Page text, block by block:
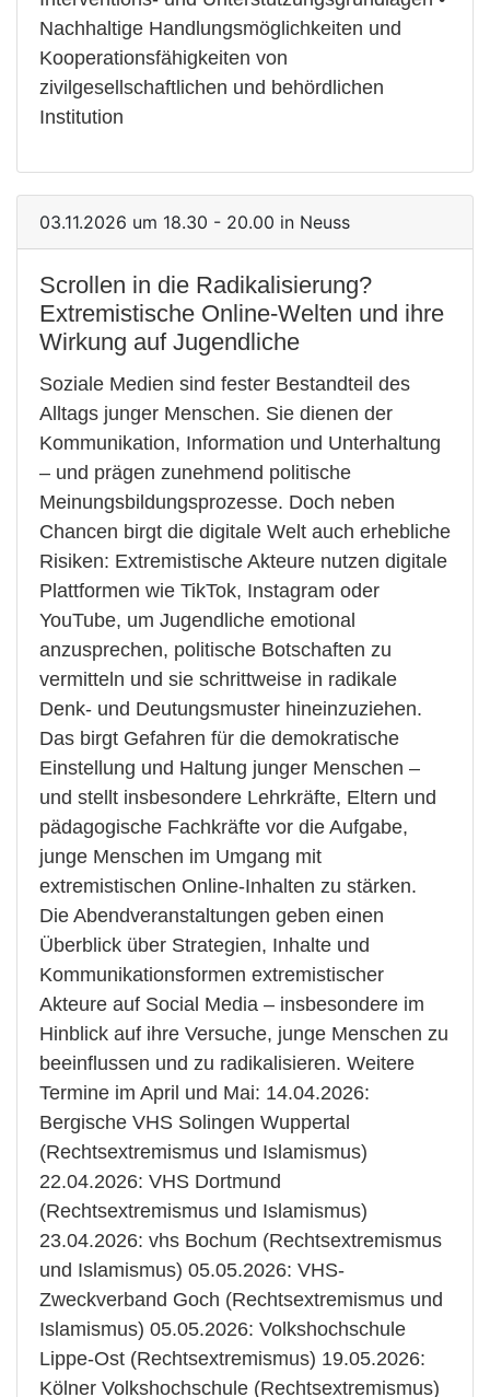
Nachhaltige Handlungsmöglichkeiten und
Kooperationsfähigkeiten von
zivilgesellschaftlichen und behördlichen
Institution
03.11.2026 um 18.30 - 20.00 in Neuss
Scrollen in die Radikalisierung?
Extremistische Online-Welten und ihre
Wirkung auf Jugendliche
Soziale Medien sind fester Bestandteil des
Alltags junger Menschen. Sie dienen der
Kommunikation, Information und Unterhaltung
– und prägen zunehmend politische
Meinungsbildungsprozesse. Doch neben
Chancen birgt die digitale Welt auch erhebliche
Risiken: Extremistische Akteure nutzen digitale
Plattformen wie TikTok, Instagram oder
YouTube, um Jugendliche emotional
anzusprechen, politische Botschaften zu
vermitteln und sie schrittweise in radikale
Denk- und Deutungsmuster hineinzuziehen.
Das birgt Gefahren für die demokratische
Einstellung und Haltung junger Menschen –
und stellt insbesondere Lehrkräfte, Eltern und
pädagogische Fachkräfte vor die Aufgabe,
junge Menschen im Umgang mit
extremistischen Online-Inhalten zu stärken.
Die Abendveranstaltungen geben einen
Überblick über Strategien, Inhalte und
Kommunikationsformen extremistischer
Akteure auf Social Media – insbesondere im
Hinblick auf ihre Versuche, junge Menschen zu
beeinflussen und zu radikalisieren. Weitere
Termine im April und Mai: 14.04.2026:
Bergische VHS Solingen Wuppertal
(Rechtsextremismus und Islamismus)
22.04.2026: VHS Dortmund
(Rechtsextremismus und Islamismus)
23.04.2026: vhs Bochum (Rechtsextremismus
und Islamismus) 05.05.2026: VHS-
Zweckverband Goch (Rechtsextremismus und
Islamismus) 05.05.2026: Volkshochschule
Lippe-Ost (Rechtsextremismus) 19.05.2026:
Kölner Volkshochschule (Rechtsextremismus)